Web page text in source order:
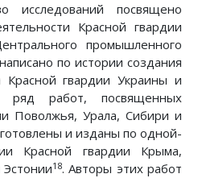
исследований посвящено
Красной гвардии
промышленного
по истории создания
гвардии Украины и
ряд работ, посвященных
Поволжья, Урала, Сибири и
и изданы по одной-
Красной гвардии Крыма,
18. Авторы этих работ